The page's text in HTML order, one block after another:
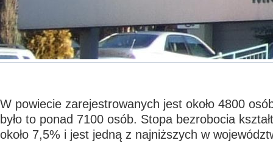
W powiecie zarejestrowanych jest około 4800
było to ponad 7100 osób. Stopa bezrobocia
około 7,5% i jest jedną z najniższych w